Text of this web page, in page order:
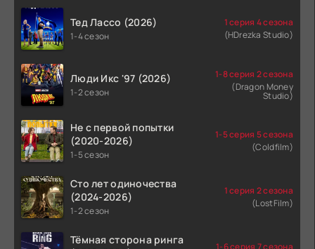
Тед Лассо (2026)
1-4 сезон
1 серия 4 сезона
(HDrezka Studio)
Люди Икс '97 (2026)
1-2 сезон
1-8 серия 2 сезона
(Dragon Money
Studio)
Не с первой попытки
(2020-2026)
1-5 сезон
1-5 серия 5 сезона
(Coldfilm)
Сто лет одиночества
(2024-2026)
1-2 сезон
1 серия 2 сезона
(LostFilm)
Тёмная сторона ринга